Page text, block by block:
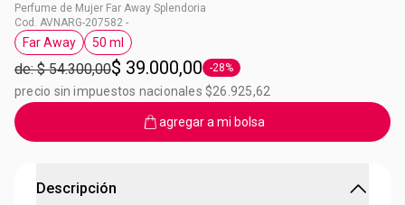
Perfume de Mujer Far Away Splendoria
Cod. AVNARG-207582 -
Etiqueta Far Away
Far Away
Etiqueta 50 ml
50 ml
de: $ 54.300,00$ 39.000,00 Etiqueta -28%
-28%
precio sin impuestos nacionales $26.925,62
agregar a mi bolsa
Descripción